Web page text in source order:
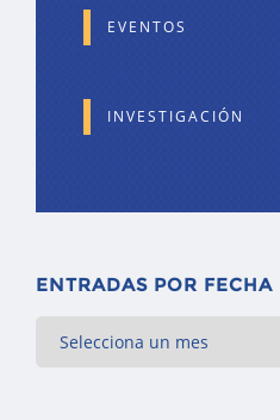
EVENTOS
INVESTIGACIÓN
ENTRADAS POR FECHA